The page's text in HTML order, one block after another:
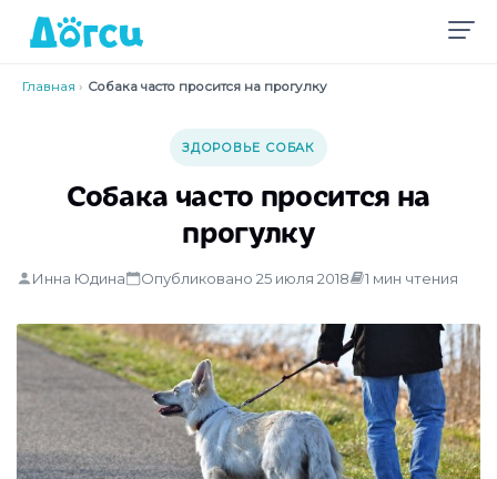
Главная › Собака часто просится на прогулку
ЗДОРОВЬЕ СОБАК
Собака часто просится на
прогулку
Инна Юдина Опубликовано 25 июля 2018 1 мин чтения